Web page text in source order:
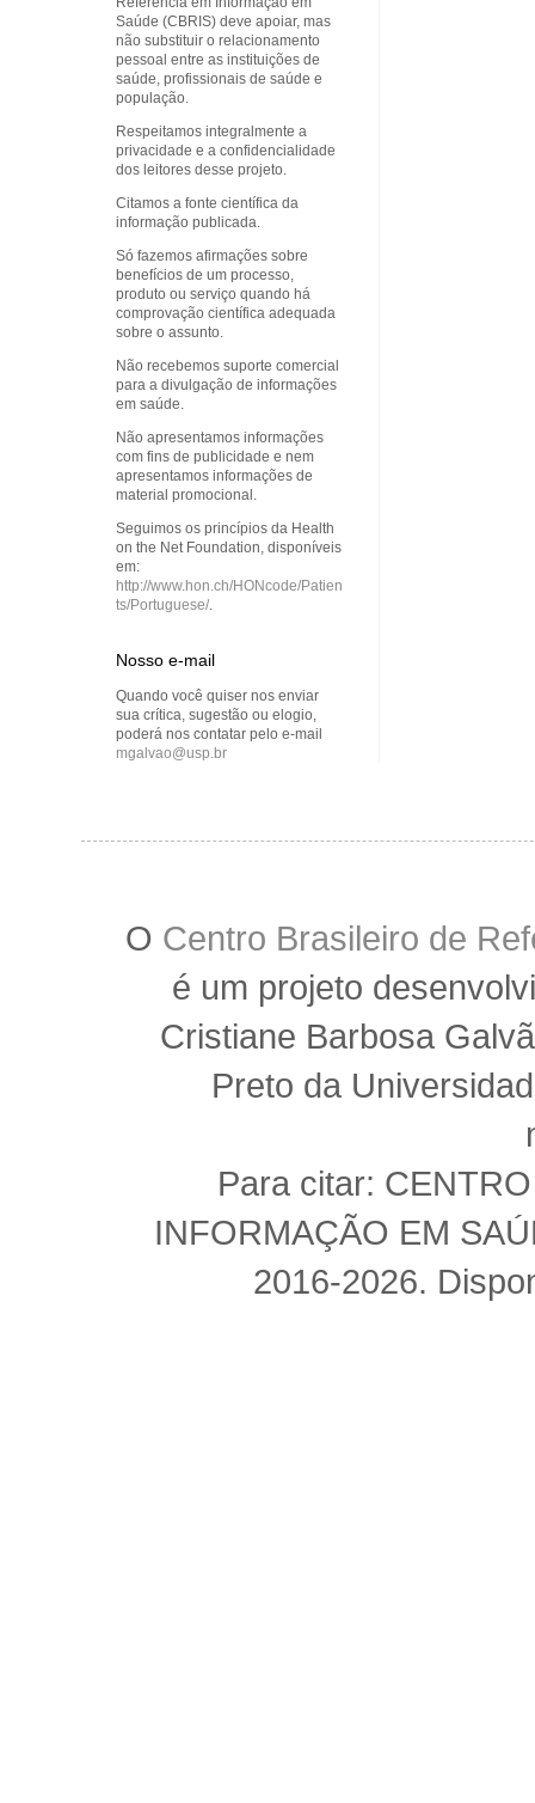
Saúde (CBRIS) deve apoiar, mas
não substituir o relacionamento
pessoal entre as instituições de
saúde, profissionais de saúde e
população.
Respeitamos integralmente a
privacidade e a confidencialidade
dos leitores desse projeto.
Citamos a fonte científica da
informação publicada.
Só fazemos afirmações sobre
benefícios de um processo,
produto ou serviço quando há
comprovação científica adequada
sobre o assunto.
Não recebemos suporte comercial
para a divulgação de informações
em saúde.
Não apresentamos informações
com fins de publicidade e nem
apresentamos informações de
material promocional.
Seguimos os princípios da Health
on the Net Foundation, disponíveis
em:
http://www.hon.ch/HONcode/Patien
ts/Portuguese/.
Nosso e-mail
Quando você quiser nos enviar
sua crítica, sugestão ou elogio,
poderá nos contatar pelo e-mail
mgalvao@usp.br
O Centro Brasileiro de
é um projeto
Cristiane Barbosa
Preto da
Para citar:
INFORMAÇÃO EM
2016-2026.